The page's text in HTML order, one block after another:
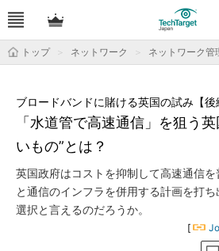
トップ ネットワーク ネットワーク管
「水道管で高速通信」を狙う
いもの”とは？
ブロードバンドに賭ける英国の試み【後
英国政府はコストを抑制して高速通信
と通信のインフラを併用する計画を打
選択と言えるのだろうか。
[